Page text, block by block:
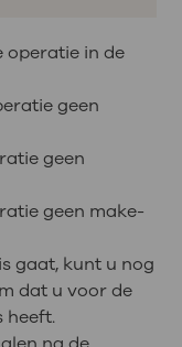
operatie in de
geen
geen
geen make-
gaat, kunt u nog
dat u voor de
heeft.